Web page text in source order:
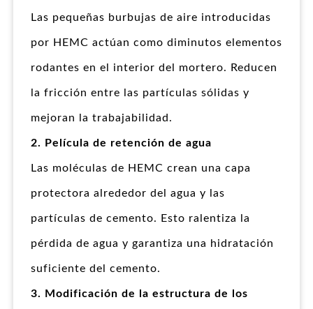
Las pequeñas burbujas de aire introducidas
por HEMC actúan como diminutos elementos
rodantes en el interior del mortero. Reducen
la fricción entre las partículas sólidas y
mejoran la trabajabilidad.
2. Película de retención de agua
Las moléculas de HEMC crean una capa
protectora alrededor del agua y las
partículas de cemento. Esto ralentiza la
pérdida de agua y garantiza una hidratación
suficiente del cemento.
3. Modificación de la estructura de los